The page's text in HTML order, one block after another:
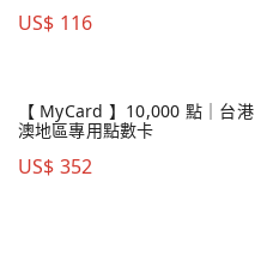
再來
US$ 116
【 MyCard 】10,000 點｜台港
澳地區專用點數卡
US$ 352